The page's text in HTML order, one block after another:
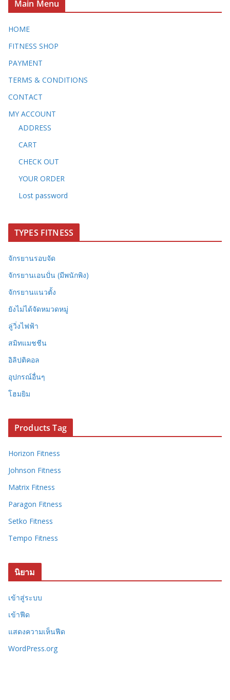
:
Main Menu
HOME
FITNESS SHOP
PAYMENT
TERMS & CONDITIONS
CONTACT
MY ACCOUNT
ADDRESS
CART
CHECK OUT
YOUR ORDER
Lost password
TYPES FITNESS
จักรยานรอบจัด
จักรยานเอนปั่น (มีพนักพิง)
จักรยานแนวตั้ง
ยังไม่ได้จัดหมวดหมู่
ลู่วิ่งไฟฟ้า
สมิทแมชชีน
อิลิปติคอล
อุปกรณ์อื่นๆ
โฮมยิม
Products Tag
Horizon Fitness
Johnson Fitness
Matrix Fitness
Paragon Fitness
Setko Fitness
Tempo Fitness
นิยาม
เข้าสู่ระบบ
เข้าฟีด
แสดงความเห็นฟีด
WordPress.org